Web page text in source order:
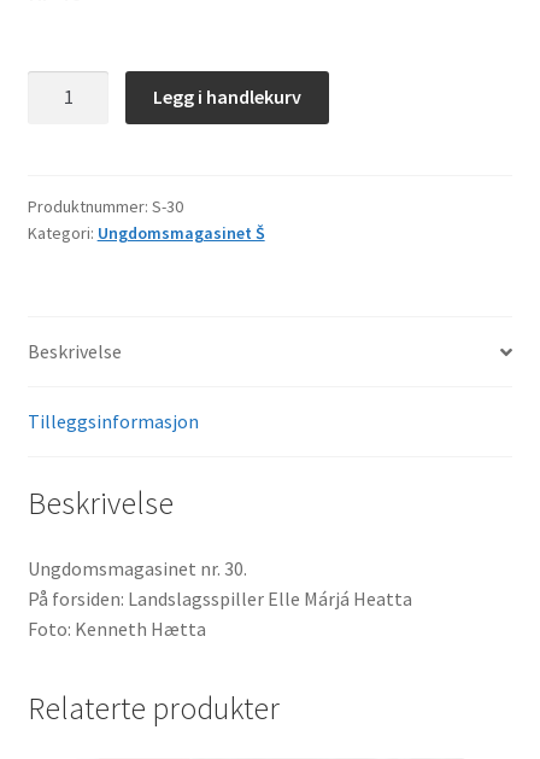
Legg i handlekurv
Produktnummer: S-30
Kategori: Ungdomsmagasinet Š
Beskrivelse
Tilleggsinformasjon
Beskrivelse
Ungdomsmagasinet nr. 30.
På forsiden: Landslagsspiller Elle Márjá Heatta
Foto: Kenneth Hætta
Relaterte produkter